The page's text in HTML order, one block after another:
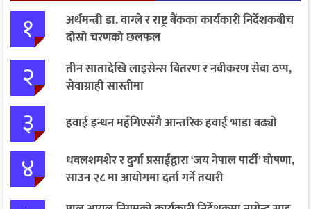
१
अर्थमन्त्री डा. वाग्ले र राष्ट्र बैंकका कार्यकारी निर्देशकबीच
दोस्रो चरणको छलफल
२
तीन सातादेखि लाइसेन्स वितरण र नवीकरण सेवा ठप्प,
सेवाग्राही सास्तीमा
३ हवाई इन्धन महँगिएसँगै आन्तरिक हवाई भाडा बढ्यो
४
धवलशमशेर र दुर्गा प्रसाईंद्वारा ‘जय नेपाल पार्टी’ घोषणा,
साउन २८ मा आयोगमा दर्ता गर्ने तयारी